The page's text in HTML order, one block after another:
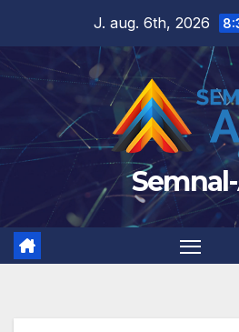
content
J. aug. 6th, 2026